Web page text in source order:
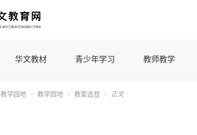
华文教材 青少年学习 教师教学
教学园地 - 教学园地 - 教案选登 - 正文